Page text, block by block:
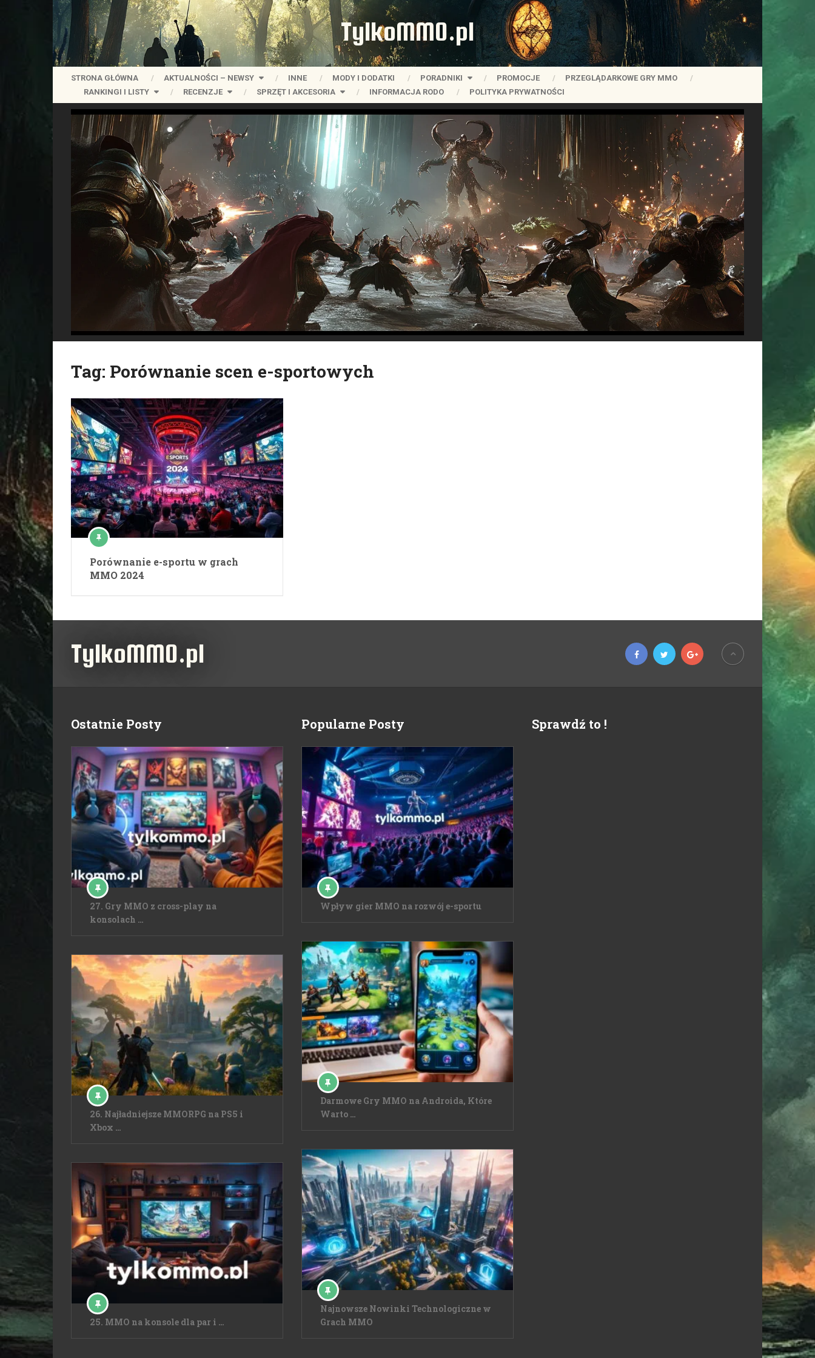
TylkoMMO.pl
STRONA GŁÓWNA AKTUALNOŚCI – NEWSY INNE MODY I DODATKI PORADNIKI PROMOCJE
PRZEGLĄDARKOWE GRY MMO
RANKINGI I LISTY
RECENZJE SPRZĘT I AKCESORIA INFORMACJA RODO POLITYKA PRYWATNOŚCI
Tag: Porównanie scen e-sportowych
Porównanie e-sportu w grach
MMO 2024
TylkoMMO.pl
Ostatnie Posty
27. Gry MMO z cross-play na
konsolach …
26. Najładniejsze MMORPG na PS5 i
Xbox …
25. MMO na konsole dla par i …
Popularne Posty
Wpływ gier MMO na rozwój e-sportu
Darmowe Gry MMO na Androida, Które
Warto …
Najnowsze Nowinki Technologiczne w
Grach MMO
Sprawdź to !